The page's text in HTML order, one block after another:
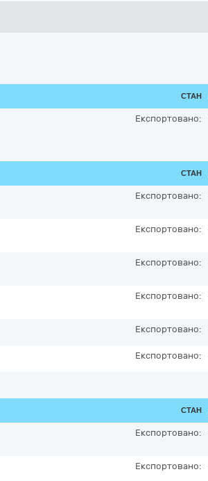
СТАН
Експортовано:
СТАН
Експортовано:
Експортовано:
Експортовано:
Експортовано:
Експортовано:
Експортовано:
СТАН
Експортовано:
Експортовано: